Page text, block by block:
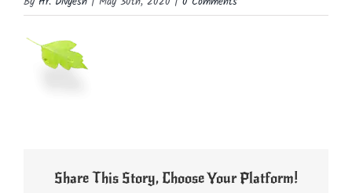
Share This Story, Choose Your Platform!